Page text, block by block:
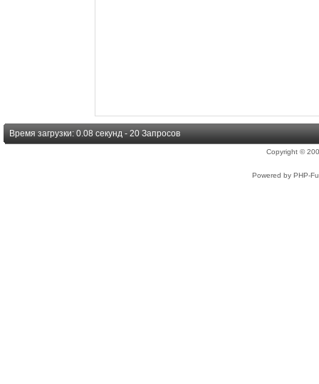
Время загрузки: 0.08 секунд - 20 Запросов
Copyright ©
Powered by PHP-